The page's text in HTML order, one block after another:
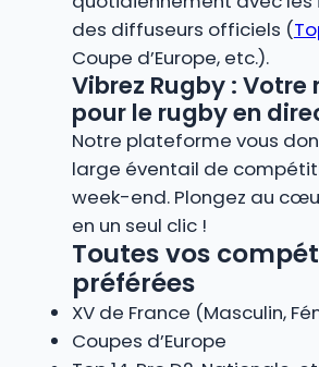
des diffuseurs officiels (
Coupe d’Europe, etc.).
Vibrez Rugby : Votre
pour le rugby en
Notre plateforme vous
large éventail de
week-end. Plongez au
en un seul clic !
Toutes vos
préférées
XV de France (Masculin,
Coupes d’Europe